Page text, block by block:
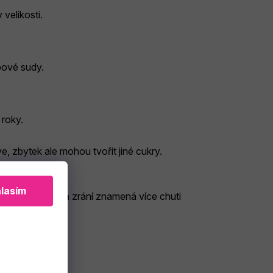
velikosti.
sudy.
zbytek ale mohou tvořit jiné cukry.
kratší doba zrání znamená více chuti